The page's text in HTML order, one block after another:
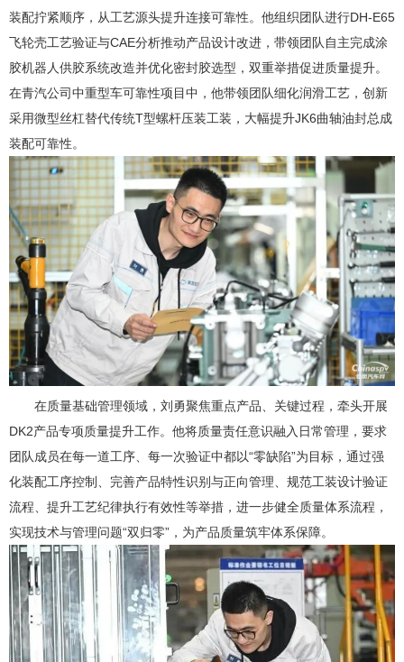
装配拧紧顺序，从工艺源头提升连接可靠性。他组织团队进行DH-E65
飞轮壳工艺验证与CAE分析推动产品设计改进，带领团队自主完成涂
胶机器人供胶系统改造并优化密封胶选型，双重举措促进质量提升。
在青汽公司中重型车可靠性项目中，他带领团队细化润滑工艺，创新
采用微型丝杠替代传统T型螺杆压装工装，大幅提升JK6曲轴油封总成
装配可靠性。
在质量基础管理领域，刘勇聚焦重点产品、关键过程，牵头开展
DK2产品专项质量提升工作。他将质量责任意识融入日常管理，要求
团队成员在每一道工序、每一次验证中都以“零缺陷”为目标，通过强
化装配工序控制、完善产品特性识别与正向管理、规范工装设计验证
流程、提升工艺纪律执行有效性等举措，进一步健全质量体系流程，
实现技术与管理问题“双归零”，为产品质量筑牢体系保障。